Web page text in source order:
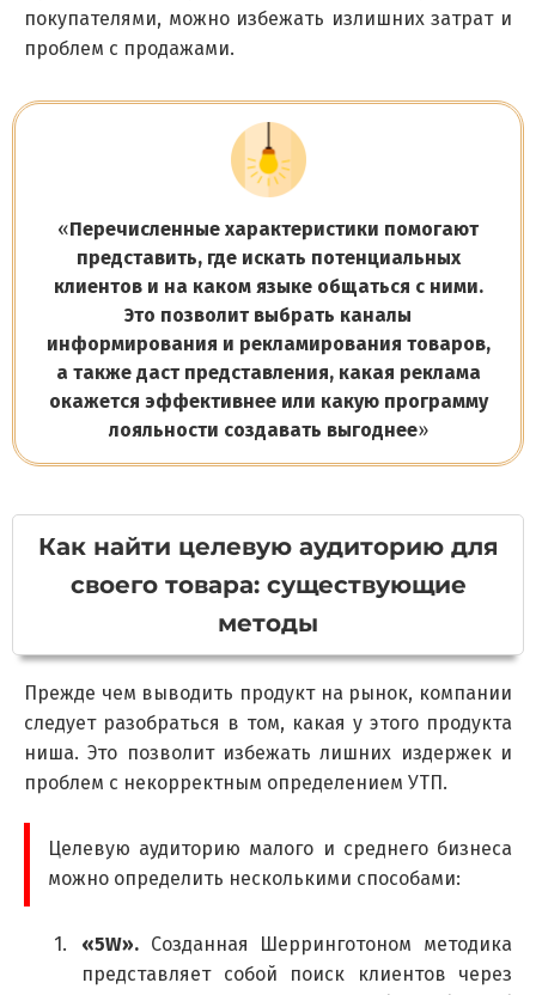
покупателями, можно избежать излишних затрат и
проблем с продажами.
« Перечисленные характеристики помогают
представить, где искать потенциальных
клиентов и на каком языке общаться с ними.
Это позволит выбрать каналы
информирования и рекламирования товаров,
а также даст представления, какая реклама
окажется эффективнее или какую программу
лояльности создавать выгоднее»
Как найти целевую аудиторию для
своего товара: существующие
методы
Прежде чем выводить продукт на рынок, компании
следует разобраться в том, какая у этого продукта
ниша. Это позволит избежать лишних издержек и
проблем с некорректным определением УТП.
Целевую аудиторию малого и среднего бизнеса
можно определить несколькими способами:
«5W». Созданная Шерринготоном методика
представляет собой поиск клиентов через